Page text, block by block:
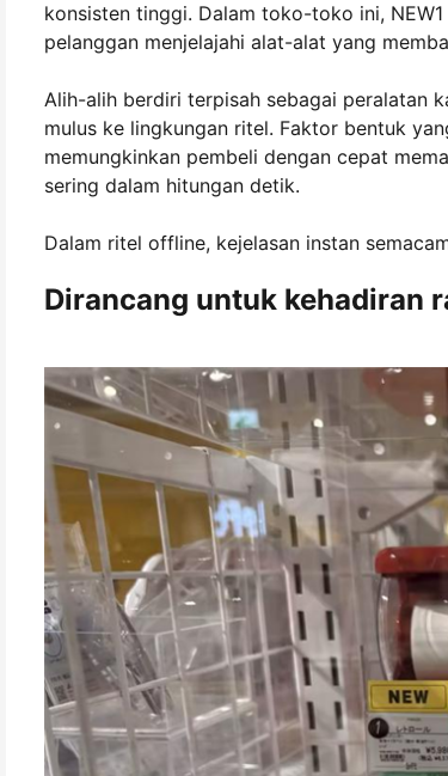
konsisten tinggi. Dalam toko-toko ini,
pelanggan menjelajahi alat-alat yang
Alih-alih berdiri terpisah sebagai peralatan
mulus ke lingkungan ritel. Faktor bentuk
memungkinkan pembeli dengan cepat
sering dalam hitungan detik.
Dalam ritel offline, kejelasan instan
Dirancang untuk kehadiran